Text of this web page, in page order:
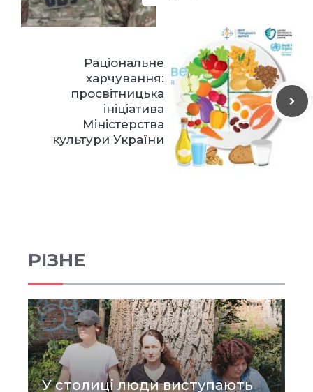
Раціональне
харчування:
просвітницька
ініціатива
Міністерства
культури України
РІЗНЕ
У столиці люди виступають